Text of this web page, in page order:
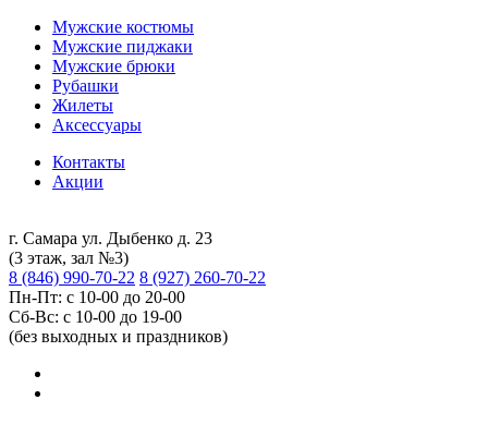
Мужские костюмы
Мужские пиджаки
Мужские брюки
Рубашки
Жилеты
Аксессуары
Контакты
Акции
г. Самара ул. Дыбенко д. 23
(3 этаж, зал №3)
8 (846) 990-70-22 8 (927) 260-70-22
Пн-Пт: с 10-00 до 20-00
Сб-Вс: с 10-00 до 19-00
(без выходных и праздников)